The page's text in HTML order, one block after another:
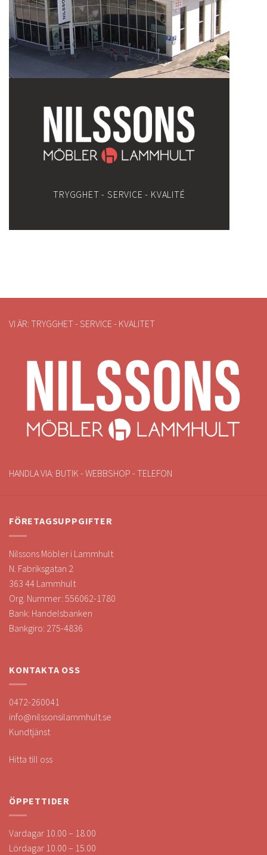
TRYGGHET - SERVICE - KVALITÉ
VI ÄR: TRYGGHET - SERVICE - KVALITET
HANDLA VIA: BUTIK - WEBBSHOP - TELEFON
FÖRETAGSUPPGIFTER
Nilssons Möbler i Lammhult
N. Fabriksgatan 2
363 44 Lammhult
Org. Nummer: 556062-1780
Bank: Handelsbanken
Bankgiro: 275-4836
KONTAKTA OSS
0472-260041
info@nilssonsilammhult.se
Kundtjänst
Hitta till oss
ÖPPETTIDER
Vardagar 10.00 – 18.00
Lördagar 10.00 – 15.00